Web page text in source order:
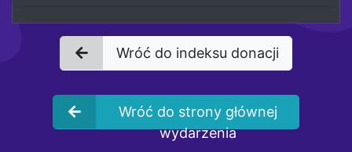
Wróć do indeksu donacji
Wróć do strony głównej
wydarzenia